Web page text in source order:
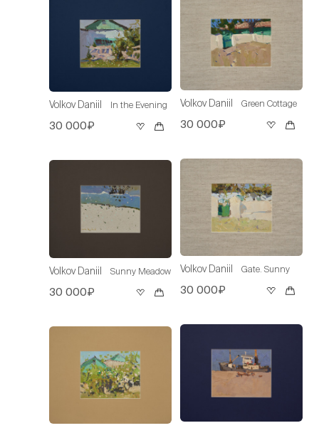
Volkov Daniil In the Evening
30 000₽
Volkov Daniil Sunny Meadow
30 000₽
Volkov Daniil Green Cottage
30 000₽
Volkov Daniil Gate. Sunny
30 000₽